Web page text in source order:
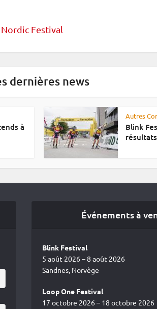
Festival
dernières news
à
Autres
Blink
Événements à
Blink Festival
5 août 2026 – 8 août 2026
Sandnes, Norvège
Loop One Festival
17 octobre 2026 – 18 octobre 2026